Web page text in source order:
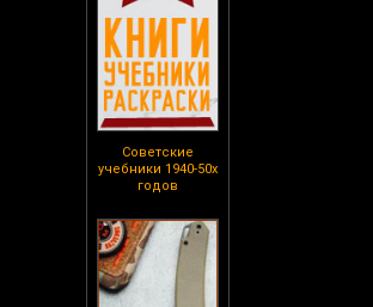
Советские
учебники 1940-50х
годов